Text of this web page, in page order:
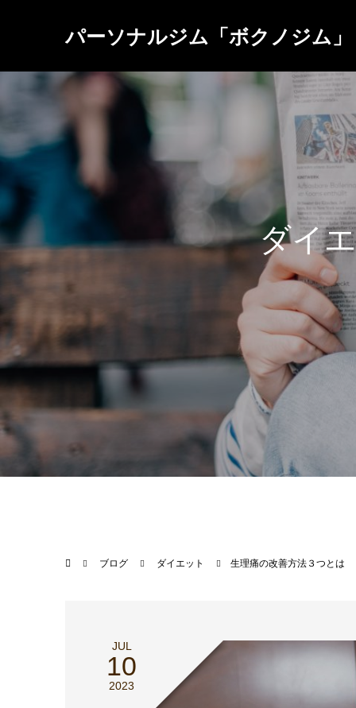
パーソナルジム「ボクノジム」
ダイエ
ブログ ダイエット 生理痛の改善方法３つとは
JUL
10
2023